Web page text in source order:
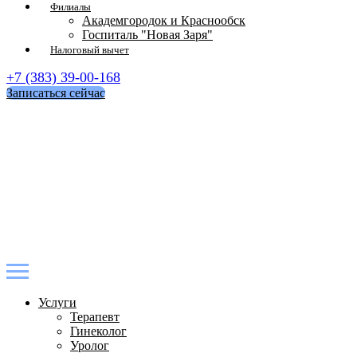
Филиалы
Академгородок и Краснообск
Госпиталь "Новая Заря"
Налоговый вычет
+7 (383) 39-00-168
Записаться сейчас
Услуги
Терапевт
Гинеколог
Уролог